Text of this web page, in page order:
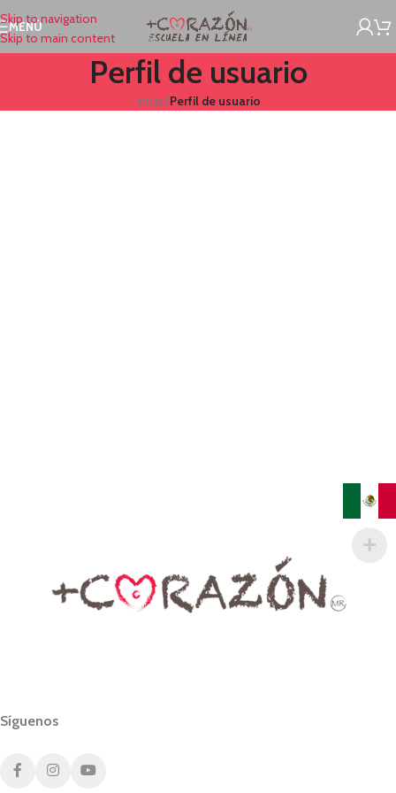
Skip to navigation
Skip to main content
MENÚ
Perfil de usuario
Inicio/Perfil de usuario
Síguenos